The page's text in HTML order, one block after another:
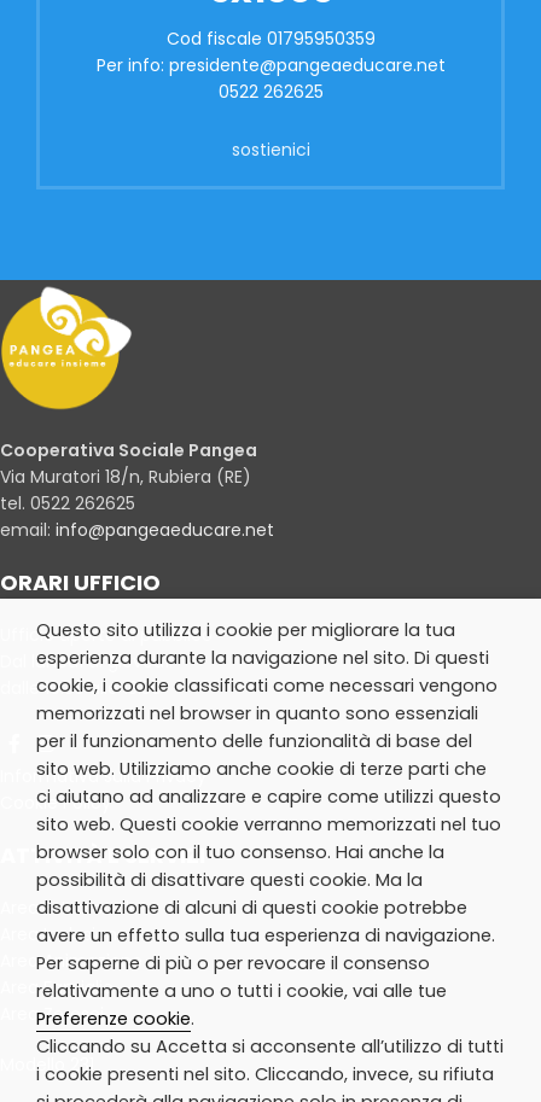
Cod fiscale 01795950359
Per info: presidente@pangeaeducare.net
0522 262625
sostienici
Cooperativa Sociale Pangea
Via Muratori 18/n, Rubiera (RE)
tel. 0522 262625
email: info@pangeaeducare.net
ORARI UFFICIO
Ufficio aperto al pubblico
Dal lunedì al giovedì:
dalle 10.30 alle 13.30
Informativa sulla Privacy
Cookie Policy
ATTIVITÀ E SERVIZI
Area Extrascuola
Area Inclusione
Area Animazione
Area Famiglie
Area Zerosei
Modello 231
Questo sito utilizza i cookie per migliorare la tua
esperienza durante la navigazione nel sito. Di questi
cookie, i cookie classificati come necessari vengono
memorizzati nel browser in quanto sono essenziali
per il funzionamento delle funzionalità di base del
sito web. Utilizziamo anche cookie di terze parti che
ci aiutano ad analizzare e capire come utilizzi questo
sito web. Questi cookie verranno memorizzati nel tuo
browser solo con il tuo consenso. Hai anche la
possibilità di disattivare questi cookie. Ma la
disattivazione di alcuni di questi cookie potrebbe
avere un effetto sulla tua esperienza di navigazione.
Per saperne di più o per revocare il consenso
relativamente a uno o tutti i cookie, vai alle tue
Preferenze cookie.
Cliccando su Accetta si acconsente all’utilizzo di tutti
i cookie presenti nel sito. Cliccando, invece, su rifiuta